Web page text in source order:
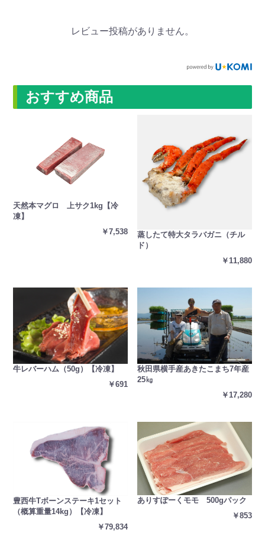
レビュー投稿がありません。
おすすめ商品
天然本マグロ 上サク1kg【冷
凍】
￥7,538
蒸したて特大タラバガニ（チル
ド）
￥11,880
牛レバーハム（50g）【冷凍】
￥691
秋田県横手産あきたこまち7年産
25㎏
￥17,280
豊西牛Tボーンステーキ1セット
（概算重量14kg）【冷凍】
￥79,834
ありすぽーくモモ 500gパック
￥853